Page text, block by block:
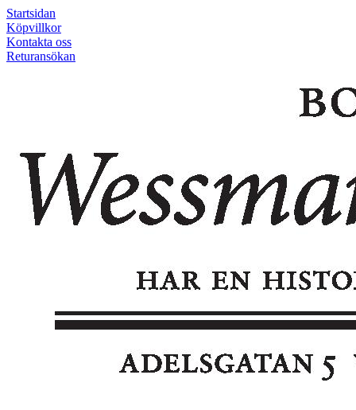
Startsidan
Köpvillkor
Kontakta oss
Returansökan